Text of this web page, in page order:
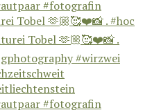
Tobel 🫶🏼🥰❤️📸 . #hoc